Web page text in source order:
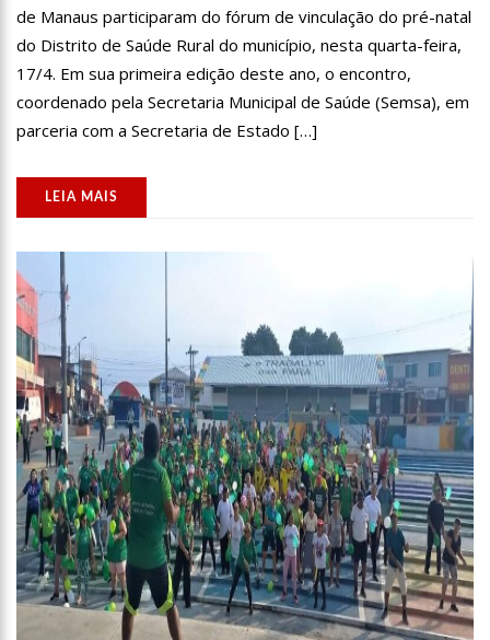
11:59 Empresário ‘Passarão’, dono do porto Chibatão, morre em
São Paulo
11:52 Petrobras anuncia nova política de preços de combustíveis
Acusado de divulgar fotos de corpo de Marília Mendonça e
de outros artistas mortos vira réu
11:22 UEA e Sejusc lançam cursos de capacitação para
14:30 Wilson Lima entrega Caimi Ada Rodrigues Viana revitalizado
à população idosa da zona oeste
14:25 Confira quais bairros de Manaus ficarão sem energia nesta
segunda-feira (15)
14:17 Motoristas de aplicativo entram em greve em todo o Brasil
14:10 Após matar colegas, policial grava vídeo: “Te vejo no inferno”;
assista
13:52 Jovem sofre queimaduras de 1º grau no rosto após celular
explodir
13:35 Mulher morre atropelada a caminho do trabalho em Manaus
13:05 Cultura Manaus: 21ª Semana Nacional de Museus conta com
vasta programação em nove espaços culturais
de Manaus participaram do fórum de vinculação do pré-natal
do Distrito de Saúde Rural do município, nesta quarta-feira,
17/4. Em sua primeira edição deste ano, o encontro,
coordenado pela Secretaria Municipal de Saúde (Semsa), em
parceria com a Secretaria de Estado […]
LEIA MAIS